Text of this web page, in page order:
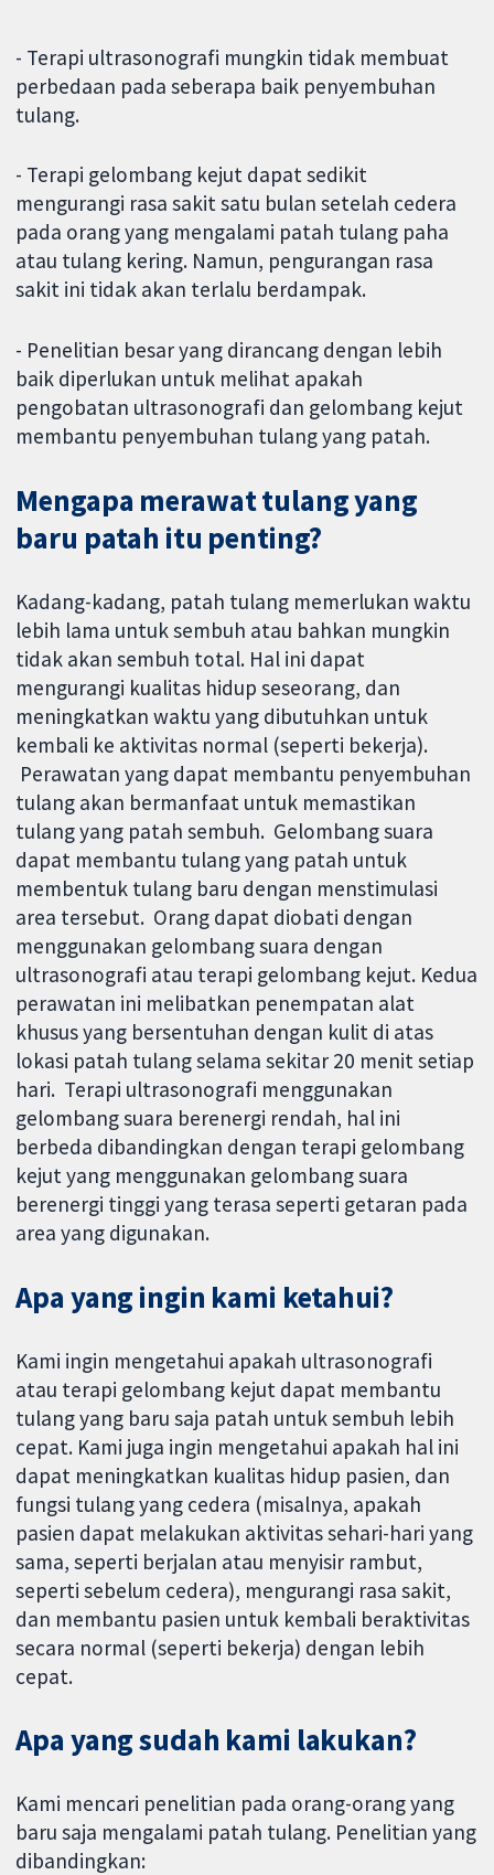
- Terapi ultrasonografi mungkin tidak membuat
perbedaan pada seberapa baik penyembuhan
tulang.
- Terapi gelombang kejut dapat sedikit
mengurangi rasa sakit satu bulan setelah cedera
pada orang yang mengalami patah tulang paha
atau tulang kering. Namun, pengurangan rasa
sakit ini tidak akan terlalu berdampak.
- Penelitian besar yang dirancang dengan lebih
baik diperlukan untuk melihat apakah
pengobatan ultrasonografi dan gelombang kejut
membantu penyembuhan tulang yang patah.
Mengapa merawat tulang yang
baru patah itu penting?
Kadang-kadang, patah tulang memerlukan waktu
lebih lama untuk sembuh atau bahkan mungkin
tidak akan sembuh total. Hal ini dapat
mengurangi kualitas hidup seseorang, dan
meningkatkan waktu yang dibutuhkan untuk
kembali ke aktivitas normal (seperti bekerja).
Perawatan yang dapat membantu penyembuhan
tulang akan bermanfaat untuk memastikan
tulang yang patah sembuh. Gelombang suara
dapat membantu tulang yang patah untuk
membentuk tulang baru dengan menstimulasi
area tersebut. Orang dapat diobati dengan
menggunakan gelombang suara dengan
ultrasonografi atau terapi gelombang kejut. Kedua
perawatan ini melibatkan penempatan alat
khusus yang bersentuhan dengan kulit di atas
lokasi patah tulang selama sekitar 20 menit setiap
hari. Terapi ultrasonografi menggunakan
gelombang suara berenergi rendah, hal ini
berbeda dibandingkan dengan terapi gelombang
kejut yang menggunakan gelombang suara
berenergi tinggi yang terasa seperti getaran pada
area yang digunakan.
Apa yang ingin kami ketahui?
Kami ingin mengetahui apakah ultrasonografi
atau terapi gelombang kejut dapat membantu
tulang yang baru saja patah untuk sembuh lebih
cepat. Kami juga ingin mengetahui apakah hal ini
dapat meningkatkan kualitas hidup pasien, dan
fungsi tulang yang cedera (misalnya, apakah
pasien dapat melakukan aktivitas sehari-hari yang
sama, seperti berjalan atau menyisir rambut,
seperti sebelum cedera), mengurangi rasa sakit,
dan membantu pasien untuk kembali beraktivitas
secara normal (seperti bekerja) dengan lebih
cepat.
Apa yang sudah kami lakukan?
Kami mencari penelitian pada orang-orang yang
baru saja mengalami patah tulang. Penelitian yang
dibandingkan: